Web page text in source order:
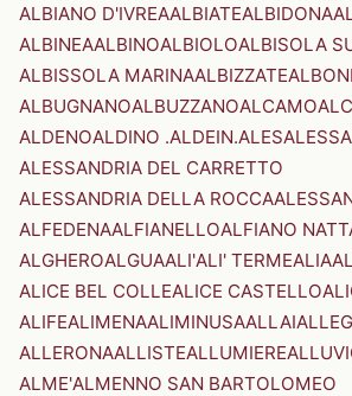
ALBIANO D'IVREAALBIATEALBIDONA
ALBINEAALBINOALBIOLOALBISOLA
ALBISSOLA MARINAALBIZZATE
ALBUGNANOALBUZZANOALCAMO
ALDENOALDINO .ALDEIN.ALES
ALESSANDRIA DEL CARRETTO
ALESSANDRIA DELLA ROCCA
ALFEDENAALFIANELLOALFIANO
ALGHEROALGUAALI'ALI' TERMEALIA
ALICE BEL COLLEALICE CASTELLO
ALIFEALIMENAALIMINUSAALLAI
ALLERONAALLISTEALLUMIERE
ALME'ALMENNO SAN BARTOLOMEO